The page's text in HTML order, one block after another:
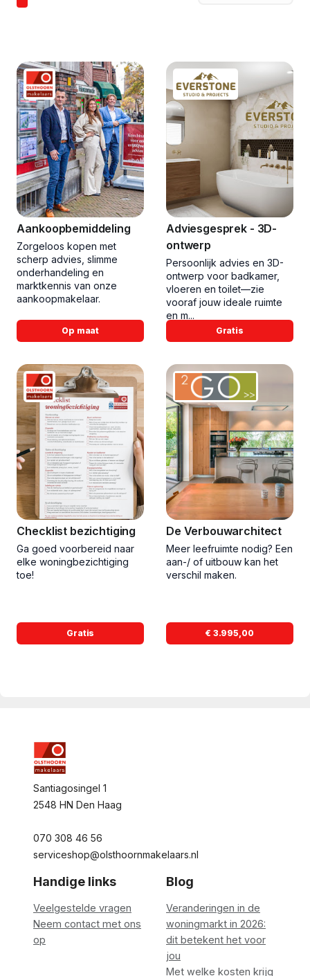
Aankoopbemiddeling
Zorgeloos kopen met
scherp advies, slimme
onderhandeling en
marktkennis van onze
aankoopmakelaar.
Op maat
Adviesgesprek - 3D-
ontwerp
Persoonlijk advies en 3D-
ontwerp voor badkamer,
vloeren en toilet—zie
vooraf jouw ideale ruimte
en m...
Gratis
Checklist bezichtiging
Ga goed voorbereid naar
elke woningbezichtiging
toe!
Gratis
De Verbouwarchitect
Meer leefruimte nodig? Een
aan-/ of uitbouw kan het
verschil maken.
€ 3.995,00
Santiagosingel 1
2548 HN Den Haag
070 308 46 56
serviceshop@olsthoornmakelaars.nl
Handige links
Veelgestelde vragen
Neem contact met ons
op
Blog
Veranderingen in de
woningmarkt in 2026:
dit betekent het voor
jou
Met welke kosten krijg